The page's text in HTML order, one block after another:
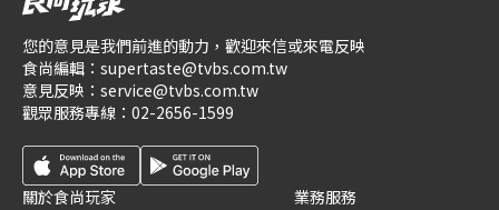
您的意見是我們前進的動力，歡迎來信或來電反映
食尚編輯： supertaste@tvbs.com.tw
意見反映： service@tvbs.com.tw
觀眾服務專線： 02-2656-1599
關於食尚玩家 業務服務